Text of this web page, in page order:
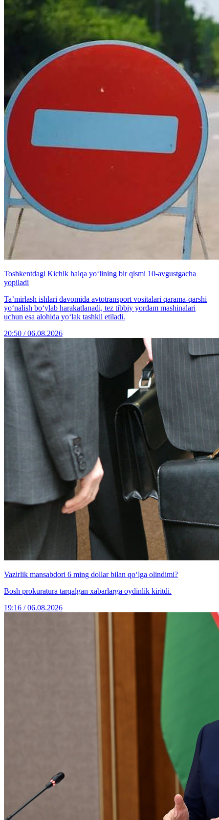
Toshkentdagi Kichik halqa yo‘lining bir qismi 10-avgustgacha
yopiladi
Ta’mirlash ishlari davomida avtotransport vositalari qarama-qarshi
yo‘nalish bo‘ylab harakatlanadi, tez tibbiy yordam mashinalari
uchun esa alohida yo‘lak tashkil etiladi.
20:50 / 06.08.2026
Vazirlik mansabdori 6 ming dollar bilan qo‘lga olindimi?
Bosh prokuratura tarqalgan xabarlarga oydinlik kiritdi.
19:16 / 06.08.2026